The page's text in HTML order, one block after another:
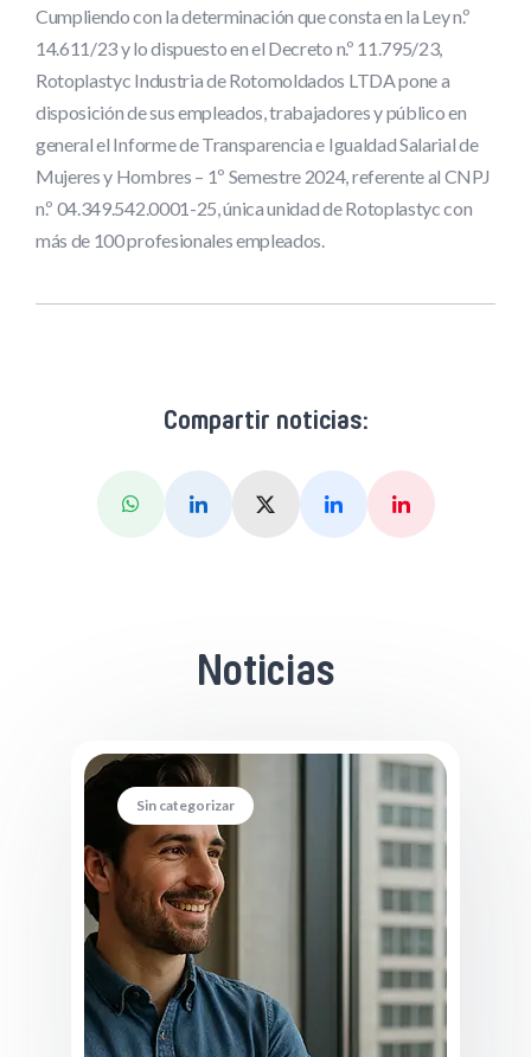
Cumpliendo con la determinación que consta en la Ley n.º
14.611/23 y lo dispuesto en el Decreto n.º 11.795/23,
Rotoplastyc Industria de Rotomoldados LTDA pone a
disposición de sus empleados, trabajadores y público en
general el Informe de Transparencia e Igualdad Salarial de
Mujeres y Hombres – 1º Semestre 2024, referente al CNPJ
n.º 04.349.542.0001-25, única unidad de Rotoplastyc con
más de 100 profesionales empleados.
Compartir noticias:
WhatsappLinkedinX (Twitter)FacebookPinterest
Noticias
Sin categorizar